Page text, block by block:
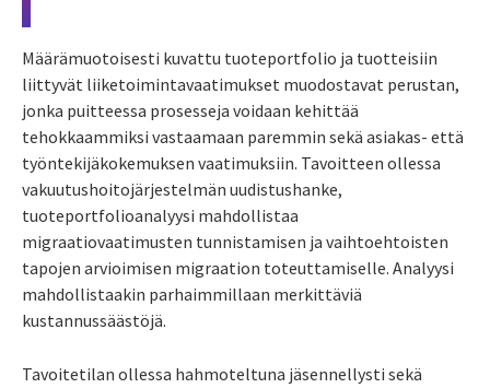
Määrämuotoisesti kuvattu tuoteportfolio ja tuotteisiin
liittyvät liiketoimintavaatimukset muodostavat perustan,
jonka puitteessa prosesseja voidaan kehittää
tehokkaammiksi vastaamaan paremmin sekä asiakas- että
työntekijäkokemuksen vaatimuksiin. Tavoitteen ollessa
vakuutushoitojärjestelmän uudistushanke,
tuoteportfolioanalyysi mahdollistaa
migraatiovaatimusten tunnistamisen ja vaihtoehtoisten
tapojen arvioimisen migraation toteuttamiselle. Analyysi
mahdollistaakin parhaimmillaan merkittäviä
kustannussäästöjä.
Tavoitetilan ollessa hahmoteltuna jäsennellysti sekä